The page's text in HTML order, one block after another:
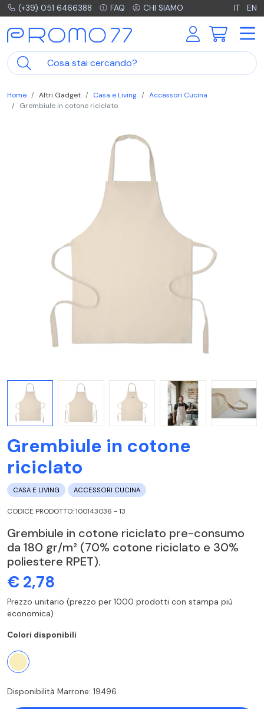
(+39) 051 6466388 FAQ CHI SIAMO IT EN
Home Altri Gadget Casa e Living
Accessori Cucina
Grembiule in cotone riciclato
Grembiule in cotone
riciclato
CASA E LIVING ACCESSORI CUCINA
CODICE PRODOTTO: 100143036 - 13
Grembiule in cotone riciclato pre-consumo
da 180 gr/m² (70% cotone riciclato e 30%
poliestere RPET).
€ 2,78
Prezzo unitario (prezzo per 1000 prodotti con stampa più
economica)
Colori disponibili
Disponibilità Marrone: 19496